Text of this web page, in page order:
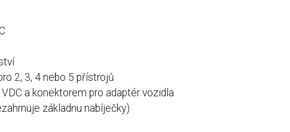
2, 3, 4 nebo 5 přístrojů
a konektorem pro adaptér vozidla
základnu nabíječky)